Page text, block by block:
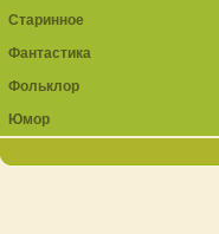
Старинное
Фантастика
Фольклор
Юмор